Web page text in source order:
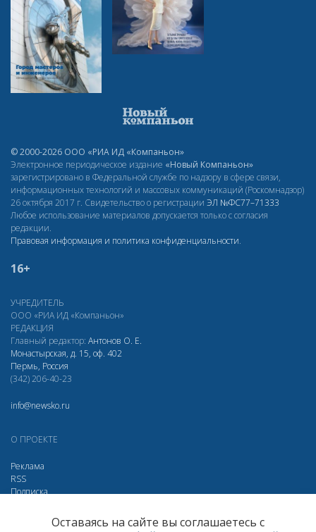
© 2000-2026 ООО «РИА ИД «Компаньон»
Электронное периодическое издание «Новый Компаньон»
зарегистрировано в Федеральной службе по надзору в сфере связи,
информационных технологий и массовых коммуникаций (Роскомнадзор)
26 октября 2017 г. Свидетельство о регистрации ЭЛ №ФС77–71333
Любое использование материалов допускается только с согласия
редакции.
Правовая информация и политика конфиденциальности.
16+
УЧРЕДИТЕЛЬ
ООО «РИА ИД «Компаньон»
РЕДАКЦИЯ
Главный редактор: Антонов О. Е.
Монастырская, д. 15, оф. 402
Пермь, Россия
(342) 206-40-23
info@newsko.ru
О ПРОЕКТЕ
Реклама
RSS
Подписка
ОдноклассникиОставаясь на сайте вы соглашаетесь с